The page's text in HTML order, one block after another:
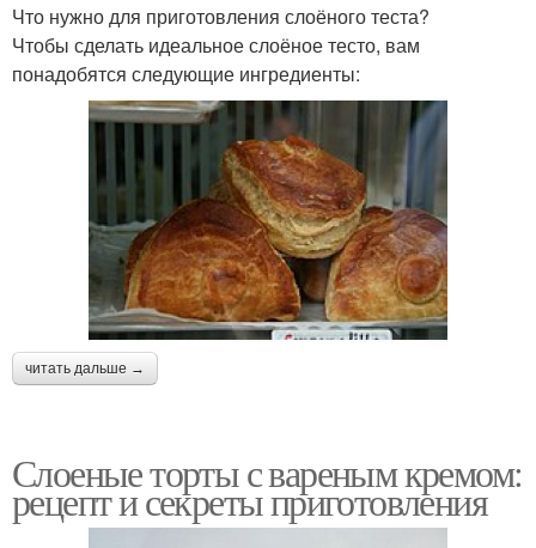
Что нужно для приготовления слоёного теста?
Чтобы сделать идеальное слоёное тесто, вам
понадобятся следующие ингредиенты:
читать дальше →
Слоеные торты с вареным кремом:
рецепт и секреты приготовления